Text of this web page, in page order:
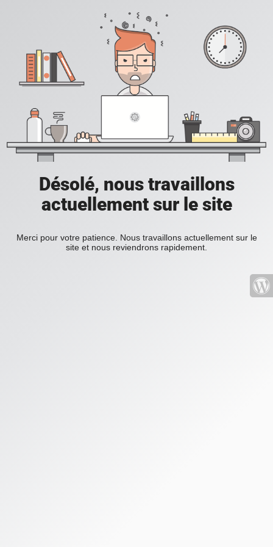
Désolé, nous travaillons
actuellement sur le site
Merci pour votre patience. Nous travaillons actuellement sur le
site et nous reviendrons rapidement.